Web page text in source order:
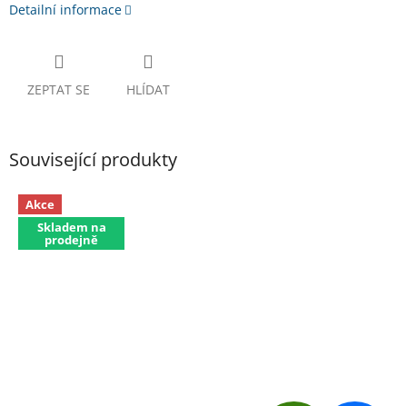
Detailní informace
ZEPTAT SE HLÍDAT
Související produkty
Akce
Skladem na
prodejně